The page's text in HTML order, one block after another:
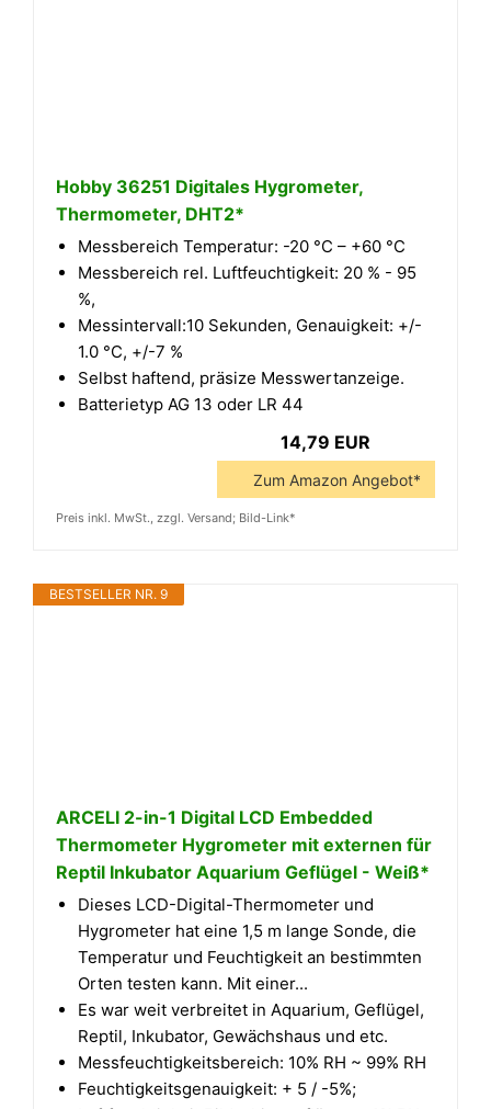
Hobby 36251 Digitales Hygrometer,
Thermometer, DHT2*
Messbereich Temperatur: -20 °C – +60 °C
Messbereich rel. Luftfeuchtigkeit: 20 % - 95
%,
Messintervall:10 Sekunden, Genauigkeit: +/-
1.0 °C, +/-7 %
Selbst haftend, präsize Messwertanzeige.
Batterietyp AG 13 oder LR 44
14,79 EUR
Zum Amazon Angebot*
Preis inkl. MwSt., zzgl. Versand; Bild-Link*
BESTSELLER NR. 9
ARCELI 2-in-1 Digital LCD Embedded
Thermometer Hygrometer mit externen für
Reptil Inkubator Aquarium Geflügel - Weiß*
Dieses LCD-Digital-Thermometer und
Hygrometer hat eine 1,5 m lange Sonde, die
Temperatur und Feuchtigkeit an bestimmten
Orten testen kann. Mit einer...
Es war weit verbreitet in Aquarium, Geflügel,
Reptil, Inkubator, Gewächshaus und etc.
Messfeuchtigkeitsbereich: 10% RH ~ 99% RH
Feuchtigkeitsgenauigkeit: + 5 / -5%;